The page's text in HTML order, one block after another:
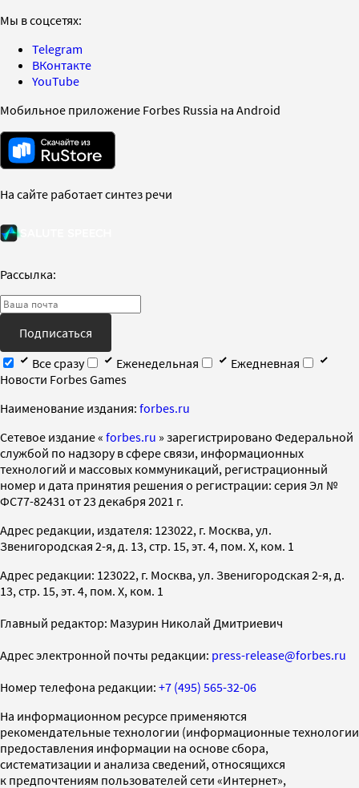
Мы в соцсетях:
Telegram
ВКонтакте
YouTube
Мобильное приложение Forbes Russia на Android
На сайте работает синтез речи
Рассылка:
Подписаться
Все сразу
Еженедельная
Ежедневная
Новости Forbes Games
Наименование издания: forbes.ru
Cетевое издание « forbes.ru » зарегистрировано Федеральной
службой по надзору в сфере связи, информационных
технологий и массовых коммуникаций, регистрационный
номер и дата принятия решения о регистрации: серия Эл №
ФС77-82431 от 23 декабря 2021 г.
Адрес редакции, издателя: 123022, г. Москва, ул.
Звенигородская 2-я, д. 13, стр. 15, эт. 4, пом. X, ком. 1
Адрес редакции: 123022, г. Москва, ул. Звенигородская 2-я, д.
13, стр. 15, эт. 4, пом. X, ком. 1
Главный редактор: Мазурин Николай Дмитриевич
Адрес электронной почты редакции: press-release@forbes.ru
Номер телефона редакции: +7 (495) 565-32-06
На информационном ресурсе применяются
рекомендательные технологии (информационные технологии
предоставления информации на основе сбора,
систематизации и анализа сведений, относящихся
к предпочтениям пользователей сети «Интернет»,